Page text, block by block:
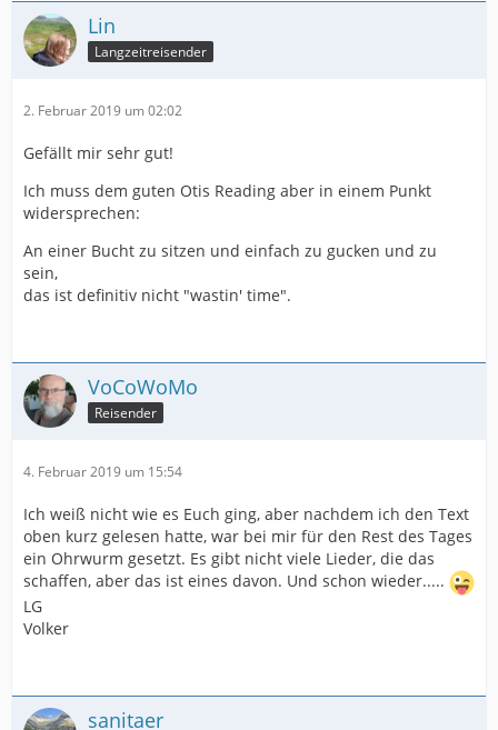
Lin
Langzeitreisender
2. Februar 2019 um 02:02
Gefällt mir sehr gut!
Ich muss dem guten Otis Reading aber in einem Punkt
widersprechen:
An einer Bucht zu sitzen und einfach zu gucken und zu
sein,
das ist definitiv nicht "wastin' time".
VoCoWoMo
Reisender
4. Februar 2019 um 15:54
Ich weiß nicht wie es Euch ging, aber nachdem ich den Text
oben kurz gelesen hatte, war bei mir für den Rest des Tages
ein Ohrwurm gesetzt. Es gibt nicht viele Lieder, die das
schaffen, aber das ist eines davon. Und schon wieder.....
LG
Volker
sanitaer